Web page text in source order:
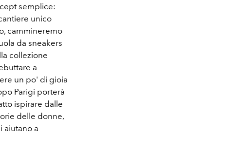
semplice:
unico
cammineremo
da sneakers
collezione
a
un po' di gioia
Parigi porterà
ispirare dalle
delle donne,
aiutano a